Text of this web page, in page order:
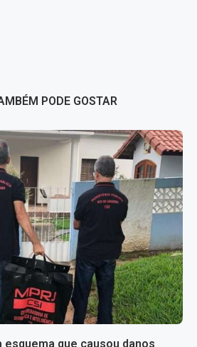
PODE GOSTAR
esquema que causou danos